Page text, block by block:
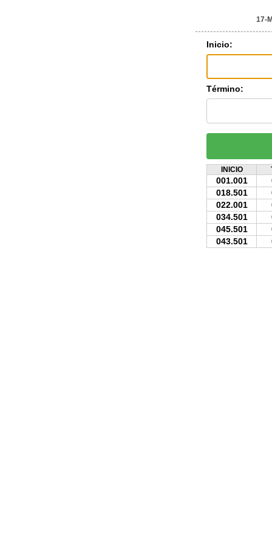
17-
Inicio:
Término:
INICIO
001.001
018.501
022.001
034.501
045.501
043.501